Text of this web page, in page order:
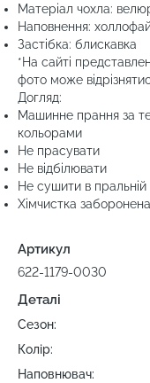
Матеріал чохла:
Наповнення:
Застібка: блискавка
*На сайті
фото може
Догляд:
Машинне прання за
кольорами
Не прасувати
Не відбілювати
Не сушити в пральній
Хімчистка заборонена
Артикул
622-1179-0030
Деталі
Сезон:
Колір:
Наповнювач: